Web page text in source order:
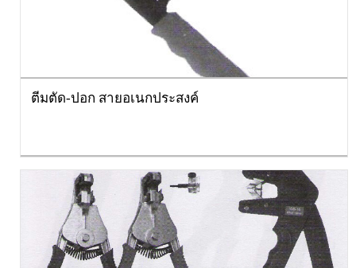
ตีมตัด-ปอก สายอเนกประสงค์